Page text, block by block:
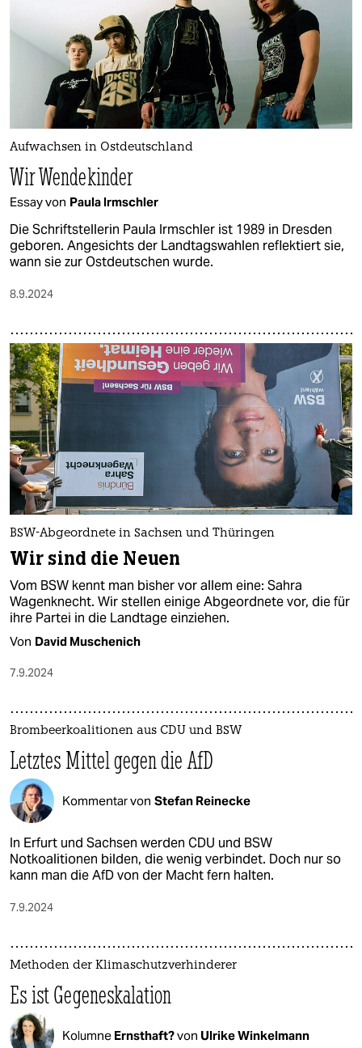
Aufwachsen in Ostdeutschland
Wir Wendekinder
Essay von Paula Irmschler
Die Schriftstellerin Paula Irmschler ist 1989 in Dresden
geboren. Angesichts der Landtagswahlen reflektiert sie,
wann sie zur Ostdeutschen wurde.
8.9.2024
BSW-Abgeordnete in Sachsen und Thüringen
Wir sind die Neuen
Vom BSW kennt man bisher vor allem eine: Sahra
Wagenknecht. Wir stellen einige Abgeordnete vor, die für
ihre Partei in die Landtage einziehen.
Von David Muschenich
7.9.2024
Brombeerkoalitionen aus CDU und BSW
Letztes Mittel gegen die AfD
Kommentar von Stefan Reinecke
In Erfurt und Sachsen werden CDU und BSW
Notkoalitionen bilden, die wenig verbindet. Doch nur so
kann man die AfD von der Macht fern halten​.
7.9.2024
Methoden der Klimaschutzverhinderer
Es ist Gegeneskalation
Kolumne Ernsthaft?von Ulrike Winkelmann